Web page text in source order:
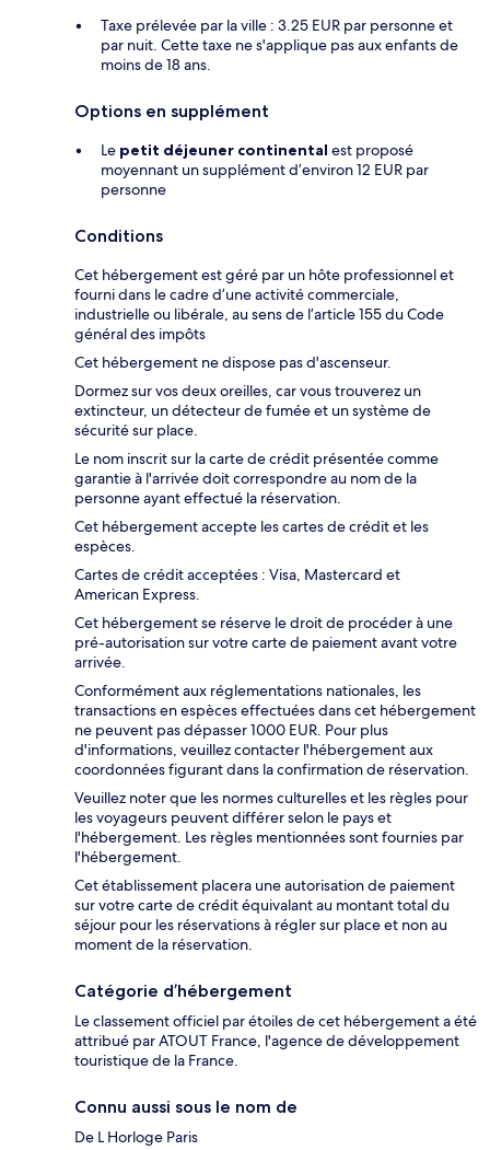
Taxe prélevée par la ville : 3.25 EUR par personne et
par nuit. Cette taxe ne s'applique pas aux enfants de
moins de 18 ans.
Options en supplément
Le petit déjeuner continental est proposé
moyennant un supplément d’environ 12 EUR par
personne
Conditions
Cet hébergement est géré par un hôte professionnel et
fourni dans le cadre d’une activité commerciale,
industrielle ou libérale, au sens de l’article 155 du Code
général des impôts
Cet hébergement ne dispose pas d'ascenseur.
Dormez sur vos deux oreilles, car vous trouverez un
extincteur, un détecteur de fumée et un système de
sécurité sur place.
Le nom inscrit sur la carte de crédit présentée comme
garantie à l'arrivée doit correspondre au nom de la
personne ayant effectué la réservation.
Cet hébergement accepte les cartes de crédit et les
espèces.
Cartes de crédit acceptées : Visa, Mastercard et
American Express.
Cet hébergement se réserve le droit de procéder à une
pré-autorisation sur votre carte de paiement avant votre
arrivée.
Conformément aux réglementations nationales, les
transactions en espèces effectuées dans cet hébergement
ne peuvent pas dépasser 1000 EUR. Pour plus
d'informations, veuillez contacter l'hébergement aux
coordonnées figurant dans la confirmation de réservation.
Veuillez noter que les normes culturelles et les règles pour
les voyageurs peuvent différer selon le pays et
l'hébergement. Les règles mentionnées sont fournies par
l'hébergement.
Cet établissement placera une autorisation de paiement
sur votre carte de crédit équivalant au montant total du
séjour pour les réservations à régler sur place et non au
moment de la réservation.
Catégorie d’hébergement
Le classement officiel par étoiles de cet hébergement a été
attribué par ATOUT France, l'agence de développement
touristique de la France.
Connu aussi sous le nom de
De L Horloge Paris